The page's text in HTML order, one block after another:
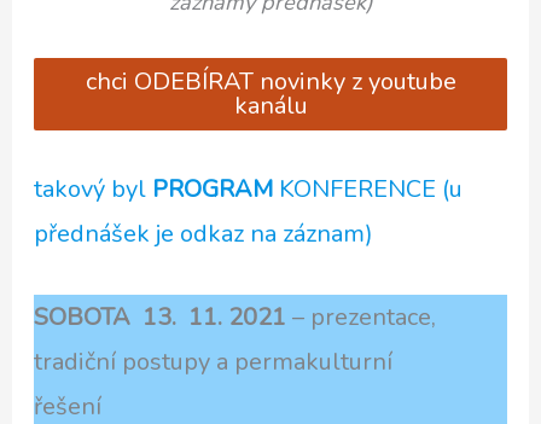
chci ODEBÍRAT novinky z youtube
kanálu
takový byl PROGRAM KONFERENCE (u
přednášek je odkaz na záznam)
SOBOTA 13. 11. 2021 – prezentace,
tradiční postupy a permakulturní
řešení